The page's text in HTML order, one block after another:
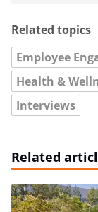
Related topics
Employee
Health &
Interviews
Related